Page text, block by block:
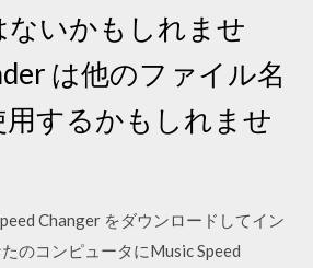
ないかもしれませ
は他のファイル名
するかもしれませ
Changer をダウンロードしてイン
のコンピュータにMusic Speed